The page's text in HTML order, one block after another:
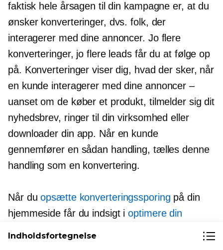
faktisk hele årsagen til din kampagne er, at du
ønsker konverteringer, dvs. folk, der
interagerer med dine annoncer. Jo flere
konverteringer, jo flere leads får du at følge op
på. Konverteringer viser dig, hvad der sker, når
en kunde interagerer med dine annoncer –
uanset om de køber et produkt, tilmelder sig dit
nyhedsbrev, ringer til din virksomhed eller
downloader din app. Når en kunde
gennemfører en sådan handling, tælles denne
handling som en konvertering.
Når duopsætte konverteringssporing på din
hjemmeside får du indsigt ioptimere din
. Med andre ord, reagerer
Indholdsfortegnelse